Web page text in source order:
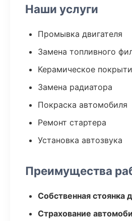
Наши услуги
Промывка двигателя
Замена топливного
Керамическое
Замена радиатора
Покраска автомобиля
Ремонт стартера
Установка автозвука
Преимущества
Собственная стоянка
Страхование